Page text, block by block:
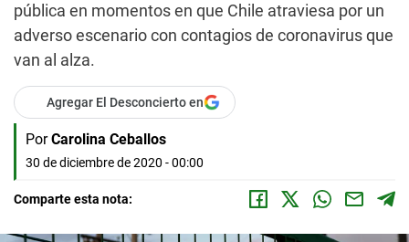
pública en momentos en que Chile atraviesa por un
adverso escenario con contagios de coronavirus que
van al alza.
Agregar El Desconcierto en
Por Carolina Ceballos
30 de diciembre de 2020 - 00:00
Comparte esta nota: